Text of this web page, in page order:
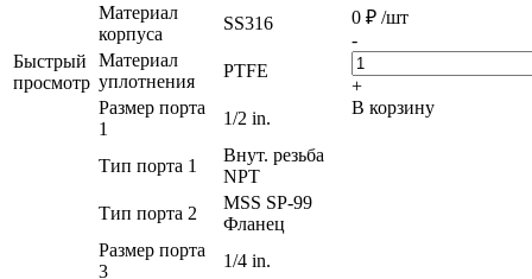
Быстрый
просмотр
Материал
корпуса
SS316
Материал
уплотнения
PTFE
Размер порта
1
1/2 in.
Тип порта 1
Внут. резьба
NPT
Тип порта 2
MSS SP-99
Фланец
Размер порта
3
1/4 in.
0 ₽ /шт
-
+
В корзину